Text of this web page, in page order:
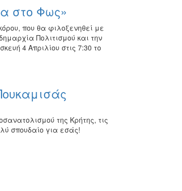
στο Φως»
που θα φιλοξενηθεί με
Πολιτισμού και την
4 Απριλίου στις 7:30 το
της Κρήτης, τις
σπουδαίο για εσάς!